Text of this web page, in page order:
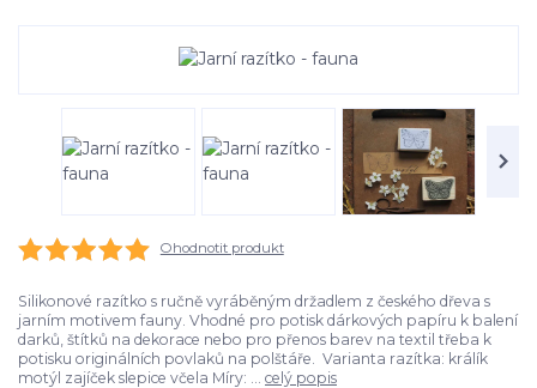
Ohodnotit produkt
Silikonové razítko s ručně vyráběným držadlem z českého dřeva s
jarním motivem fauny. Vhodné pro potisk dárkových papíru k balení
darků, štítků na dekorace nebo pro přenos barev na textil třeba k
potisku originálních povlaků na polštáře. Varianta razítka: králík
motýl zajíček slepice včela Míry: ... celý popis